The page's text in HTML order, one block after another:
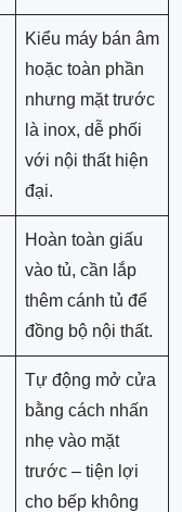
Kiểu máy bán âm
hoặc toàn phần
nhưng mặt trước
là inox, dễ phối
với nội thất hiện
đại.
Hoàn toàn giấu
vào tủ, cần lắp
thêm cánh tủ để
đồng bộ nội thất.
Tự động mở cửa
bằng cách nhấn
nhẹ vào mặt
trước – tiện lợi
cho bếp không